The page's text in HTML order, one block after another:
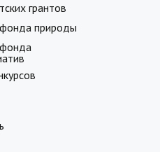
грантов
природы